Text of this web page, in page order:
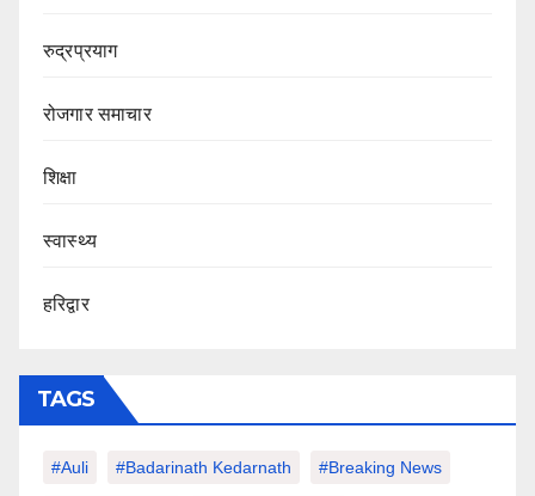
रुद्रप्रयाग
रोजगार समाचार
शिक्षा
स्वास्थ्य
हरिद्वार
TAGS
#auli #Badarinath Kedarnath #Breaking News